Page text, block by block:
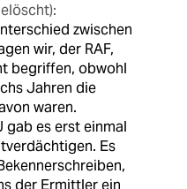
zwischen
wir, der RAF,
begriffen, obwohl
Jahren die
waren.
gab es erst einmal
Es